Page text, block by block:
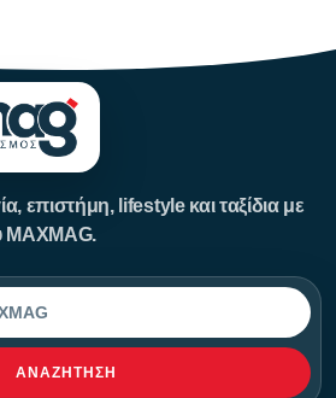
επιστήμη, lifestyle και ταξίδια με
MAXMAG.
ΑΝΑΖΉΤΗΣΗ